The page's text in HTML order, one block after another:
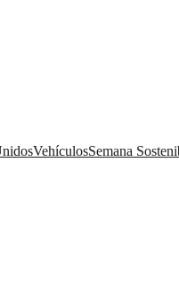
VehículosSemana